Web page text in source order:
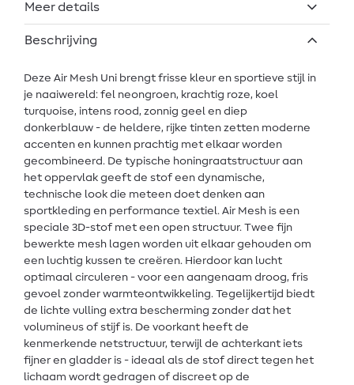
Meer details
Beschrijving
Deze Air Mesh Uni brengt frisse kleur en sportieve stijl in
je naaiwereld: fel neongroen, krachtig roze, koel
turquoise, intens rood, zonnig geel en diep
donkerblauw - de heldere, rijke tinten zetten moderne
accenten en kunnen prachtig met elkaar worden
gecombineerd. De typische honingraatstructuur aan
het oppervlak geeft de stof een dynamische,
technische look die meteen doet denken aan
sportkleding en performance textiel. Air Mesh is een
speciale 3D-stof met een open structuur. Twee fijn
bewerkte mesh lagen worden uit elkaar gehouden om
een luchtig kussen te creëren. Hierdoor kan lucht
optimaal circuleren - voor een aangenaam droog, fris
gevoel zonder warmteontwikkeling. Tegelijkertijd biedt
de lichte vulling extra bescherming zonder dat het
volumineus of stijf is. De voorkant heeft de
kenmerkende netstructuur, terwijl de achterkant iets
fijner en gladder is - ideaal als de stof direct tegen het
lichaam wordt gedragen of discreet op de